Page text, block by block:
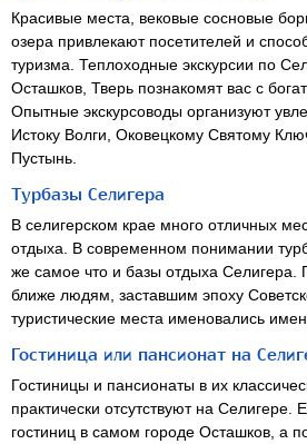
Красивые места, вековые сосновые
озера привлекают посетителей и
туризма. Теплоходные экскурсии по
Осташков, Тверь познакомят вас с
Опытные экскурсоводы организуют
Истоку Волги, Оковецкому Святому
Пустынь.
Турбазы Селигера
В селигерском крае много отличных
отдыха. В современном понимании
же самое что и базы отдыха Селигера.
ближе людям, заставшим эпоху
туристические места именовались
Гостиница или пансионат на
Гостиницы и пансионаты в их
практически отсутствуют на Селигере.
гостиниц в самом городе Осташков, а